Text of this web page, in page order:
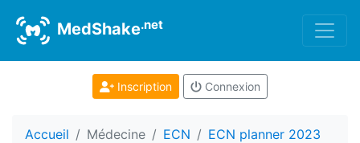
MedShake.net
Inscription Connexion
Accueil Médecine ECN
ECN planner 2023